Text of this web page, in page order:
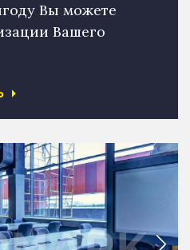
Вы можете
Вашего